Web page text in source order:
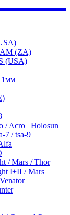
(ZA)
(USA)
/ Acro | Holosun
7 / tsa-9
/ Mars / Thor
I+II / Mars